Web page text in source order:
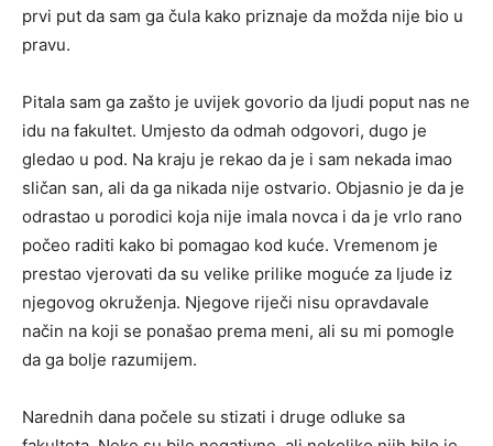
prvi put da sam ga čula kako priznaje da možda nije bio u
pravu.
Pitala sam ga zašto je uvijek govorio da ljudi poput nas ne
idu na fakultet. Umjesto da odmah odgovori, dugo je
gledao u pod. Na kraju je rekao da je i sam nekada imao
sličan san, ali da ga nikada nije ostvario. Objasnio je da je
odrastao u porodici koja nije imala novca i da je vrlo rano
počeo raditi kako bi pomagao kod kuće. Vremenom je
prestao vjerovati da su velike prilike moguće za ljude iz
njegovog okruženja. Njegove riječi nisu opravdavale
način na koji se ponašao prema meni, ali su mi pomogle
da ga bolje razumijem.
Narednih dana počele su stizati i druge odluke sa